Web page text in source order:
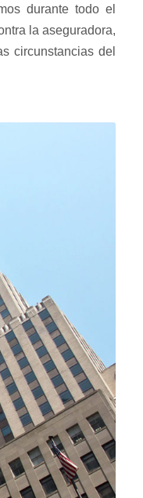
durante todo el
la aseguradora,
circunstancias del